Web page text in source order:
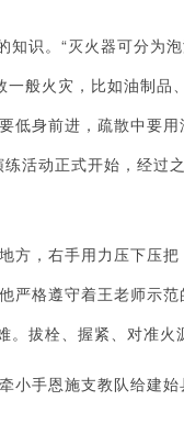
识。“灭火器可分为
般火灾，比如油制品
低身前进，疏散中要
活动正式开始，经过
方，右手用力压下压
格遵守着王老师示范
拔栓、握紧、对准火
小手恩施支教队给建